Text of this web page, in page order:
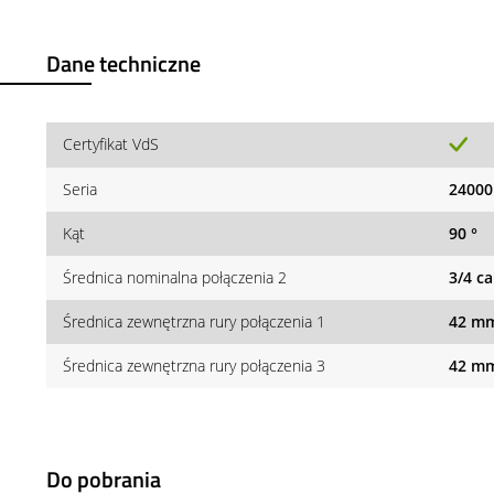
Dane techniczne
Certyfikat VdS
Seria 24000
Kąt 90 °
Średnica nominalna połączenia 2 3/4
Średnica zewnętrzna rury połączenia 1 42
Średnica zewnętrzna rury połączenia 3 42
Do pobrania